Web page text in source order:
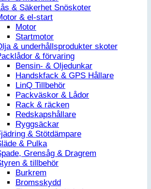
& Säkerhet Snöskoter
& el-start
Motor
Startmotor
& underhållsprodukter skoter
& förvaring
Bensin- & Oljedunkar
Handskfack & GPS Hållare
LinQ Tillbehör
Packväskor & Lådor
Rack & räcken
Redskapshållare
Ryggsäckar
& Stötdämpare
& Pulka
Grensåg & Dragrem
& tillbehör
Burkrem
Bromsskydd